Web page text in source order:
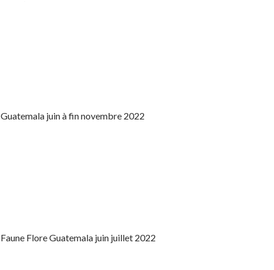
Guatemala juin à fin novembre 2022
Faune Flore Guatemala juin juillet 2022